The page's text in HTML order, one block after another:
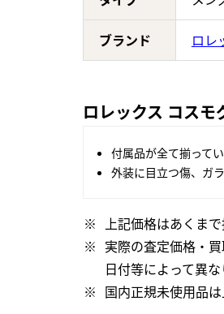
ブランド ロレ
ロレックス コス
付属品が全て揃って
外装に目立つ傷、ガ
上記価格はあくま
実際の査定価格・
日付等によって異
国内正規未使用品は